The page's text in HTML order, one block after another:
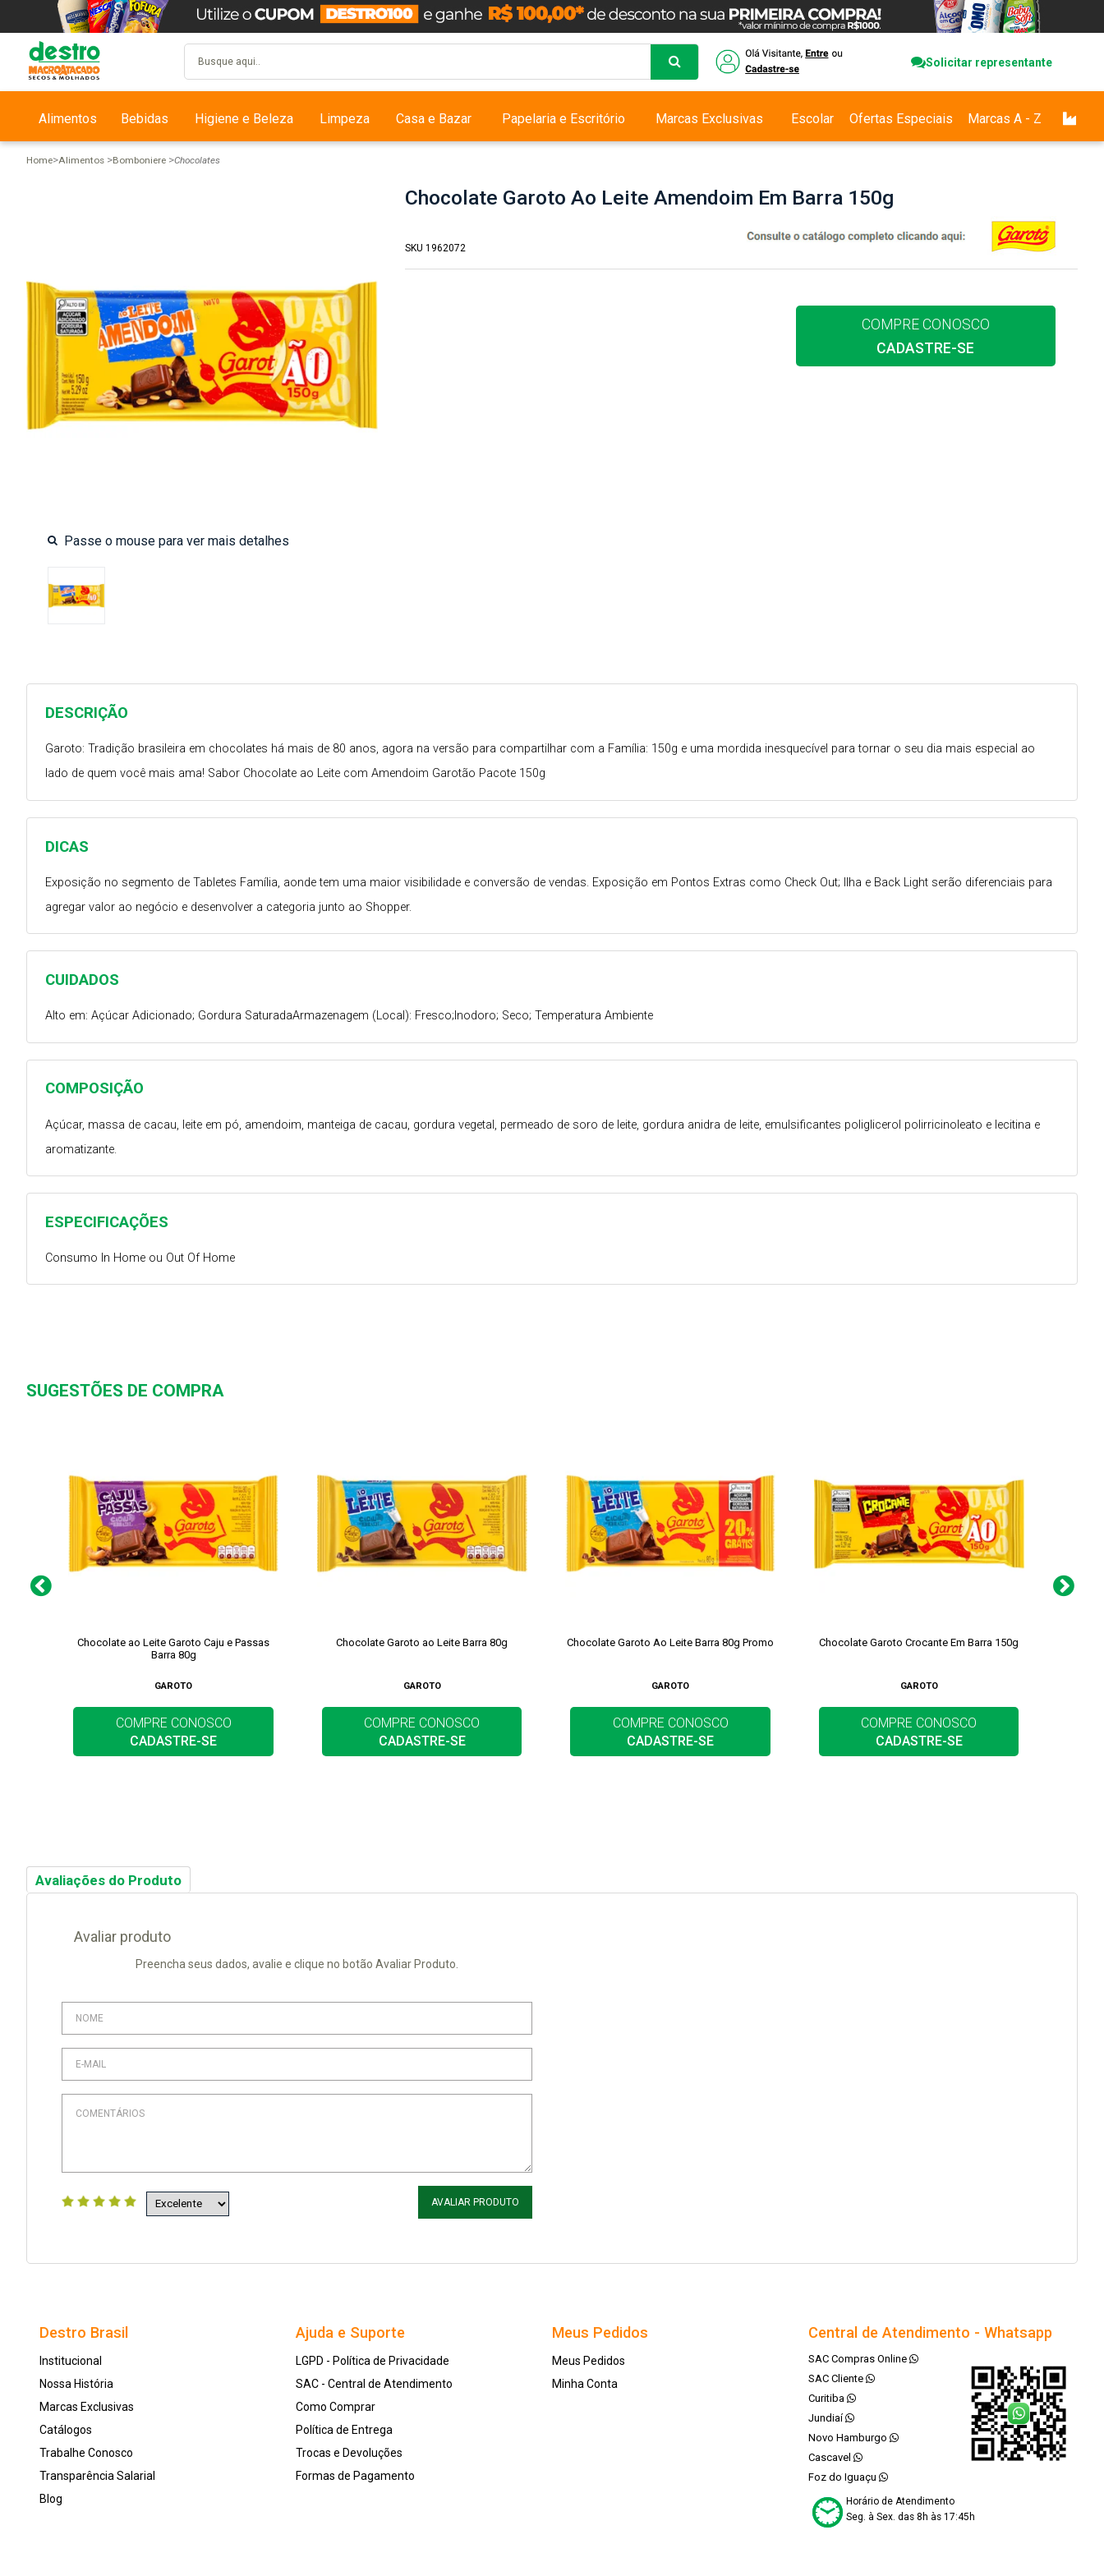
Solicitar representante
Alimentos Bebidas Higiene e Beleza Limpeza Casa e Bazar Papelaria e Escritório Marcas Exclusivas Escolar Ofertas Especiais Marcas A - Z
Home Alimentos Bomboniere Chocolates
Chocolate Garoto Ao Leite Amendoim Em Barra 150g
SKU 1962072
COMPRE CONOSCO
CADASTRE-SE
ESPECIFICAÇÕES
Consumo In Home ou Out Of Home
COMPOSIÇÃO
Açúcar, massa de cacau, leite em pó, amendoim, manteiga de cacau, gordura vegetal, permeado de soro de leite, gordura anidra de leite, emulsificantes poliglicerol polirricinoleato e lecitina e
aromatizante.
CUIDADOS
Alto em: Açúcar Adicionado; Gordura SaturadaArmazenagem (Local): Fresco;Inodoro; Seco; Temperatura Ambiente
DICAS
Exposição no segmento de Tabletes Família, aonde tem uma maior visibilidade e conversão de vendas. Exposição em Pontos Extras como Check Out; Ilha e Back Light serão diferenciais para
agregar valor ao negócio e desenvolver a categoria junto ao Shopper.
DESCRIÇÃO
Garoto: Tradição brasileira em chocolates há mais de 80 anos, agora na versão para compartilhar com a Família: 150g e uma mordida inesquecível para tornar o seu dia mais especial ao
lado de quem você mais ama! Sabor Chocolate ao Leite com Amendoim Garotão Pacote 150g
SUGESTÕES DE COMPRA
Chocolate ao Leite Garoto Caju e Passas
Barra 80g
GAROTO
COMPRE CONOSCO
CADASTRE-SE
Chocolate Garoto ao Leite Barra 80g
GAROTO
COMPRE CONOSCO
CADASTRE-SE
Chocolate Garoto Ao Leite Barra 80g Promo
GAROTO
COMPRE CONOSCO
CADASTRE-SE
Chocolate Garoto Crocante Em Barra 150g
GAROTO
COMPRE CONOSCO
CADASTRE-SE
Avaliações do Produto
Avaliar produto
Preencha seus dados, avalie e clique no botão Avaliar Produto.
AVALIAR PRODUTO
Destro Brasil
Institucional
Nossa História
Marcas Exclusivas
Catálogos
Trabalhe Conosco
Transparência Salarial
Blog
Ajuda e Suporte
LGPD - Política de Privacidade
SAC - Central de Atendimento
Como Comprar
Política de Entrega
Trocas e Devoluções
Formas de Pagamento
Meus Pedidos
Meus Pedidos
Minha Conta
Central de Atendimento - Whatsapp
SAC Compras Online
SAC Cliente
Curitiba
Jundiaí
Novo Hamburgo
Cascavel
Foz do Iguaçu
Horário de Atendimento
Seg. à Sex. das 8h às 17:45h